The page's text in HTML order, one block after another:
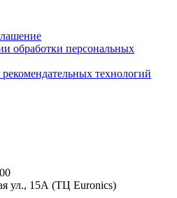
обработки персональных
технологий
ул., 15А (ТЦ Euronics)